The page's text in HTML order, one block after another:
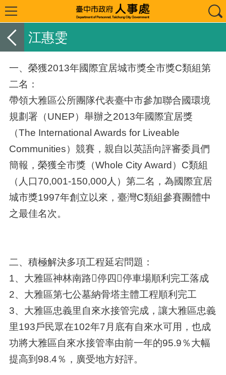
江惠雯
一、榮獲2013年國際宜居城市獎全市獎C類組第
二名：
帶領大雅區公所團隊代表臺中市參加聯合國環境
規劃署（UNEP）舉辦之2013年國際宜居獎
（The International Awards for Liveable
Communities）競賽，親自以英語向評審委員們
簡報，榮獲全市獎（Whole City Award）C類組
（人口70,001-150,000人）第二名，為國際宜居
城市獎1997年創立以來，臺灣C類組參賽團體中
之最佳名次。
二、積極解決多項工程延宕問題：
1、大雅區神林南路停四停車場順利完工落成
2、大雅區第七公墓納骨塔主體工程順利完工
3、大雅區忠義里自來水接管完成，讓大雅區忠義
里193戶民眾在102年7月底有自來水可用，也成
功將大雅區自來水接管率由前一年的95.9％大幅
提高到98.4％，廣受地方好評。